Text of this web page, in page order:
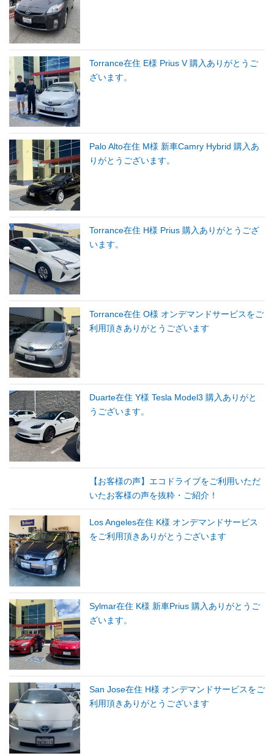
Torrance在住 E様 Prius V 購入ありがとうご
ざいます。
Palo Alto在住 M様 新車Camry Hybrid 購入あ
りがとうございます。
Torrance在住 H様 Prius 購入ありがとうござ
います。
Torrance在住 O様 オンデマンドサービスをご
利用頂きありがとうございます
Duarte在住 Y様 Tesla Model3 購入ありがと
うございます。
【お客様の声】エコドライブをご利用いただ
いたお客様の声を抜粋・ご紹介！
Los Angeles在住 K様 オンデマンドサービス
をご利用頂きありがとうございます
Sylmar在住 K様 新車Prius 購入ありがとうご
ざいます。
San Jose在住 H様 オンデマンドサービスをご
利用頂きありがとうございます